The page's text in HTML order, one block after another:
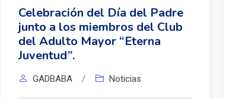
Celebración del Día del Padre
junto a los miembros del Club
del Adulto Mayor “Eterna
Juventud”.
GADBABA / Noticias